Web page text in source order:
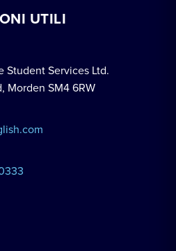
UTILI
Student Services Ltd.
Morden SM4 6RW